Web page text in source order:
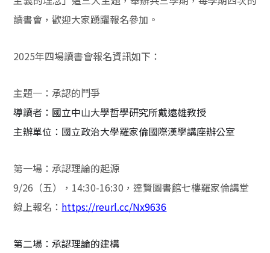
讀書會，歡迎大家踴躍報名參加。
2025年四場讀書會報名資訊如下：
主題一：承認的鬥爭
導讀者：國立中山大學哲學研究所戴遠雄教授
主辦單位：國立政治大學羅家倫國際漢學講座辦公室
第一場：承認理論的起源
9/26 （五）， 14:30-16:30 ，達賢圖書館七樓羅家倫講堂
線上報名： https://reurl.cc/Nx9636
第二場：承認理論的建構